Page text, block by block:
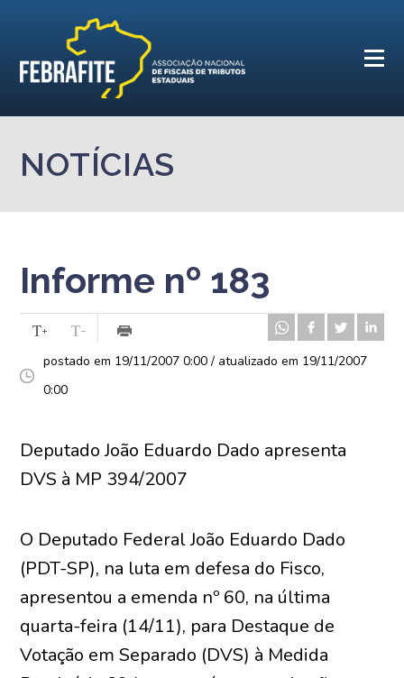
NOTÍCIAS
Informe nº 183
postado em 19/11/2007 0:00 / atualizado em 19/11/2007
0:00
Deputado João Eduardo Dado apresenta
DVS à MP 394/2007
O Deputado Federal João Eduardo Dado
(PDT-SP), na luta em defesa do Fisco,
apresentou a emenda nº 60, na última
quarta-feira (14/11), para Destaque de
Votação em Separado (DVS) à Medida